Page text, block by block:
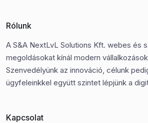
Rólunk
A S&A NextLvL Solutions Kft. webes és
megoldásokat kínál modern
Szenvedélyünk az innováció, célunk
ügyfeleinkkel együtt szintet lépjünk a
Kapcsolat